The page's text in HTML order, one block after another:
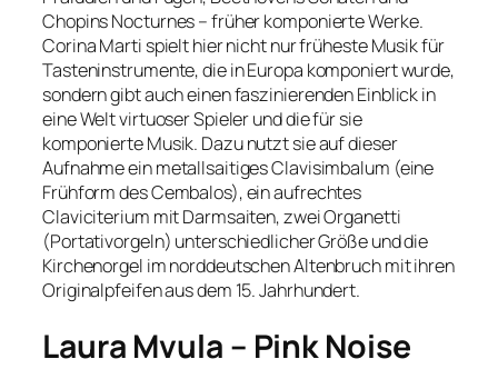
Chopins Nocturnes – früher komponierte Werke.
Corina Marti spielt hier nicht nur früheste Musik für
Tasteninstrumente, die in Europa komponiert wurde,
sondern gibt auch einen faszinierenden Einblick in
eine Welt virtuoser Spieler und die für sie
komponierte Musik. Dazu nutzt sie auf dieser
Aufnahme ein metallsaitiges Clavisimbalum (eine
Frühform des Cembalos), ein aufrechtes
Claviciterium mit Darmsaiten, zwei Organetti
(Portativorgeln) unterschiedlicher Größe und die
Kirchenorgel im norddeutschen Altenbruch mit ihren
Originalpfeifen aus dem 15. Jahrhundert.
Laura Mvula – Pink Noise